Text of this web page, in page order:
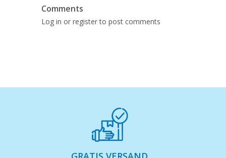
Comments
Log in or register to post comments